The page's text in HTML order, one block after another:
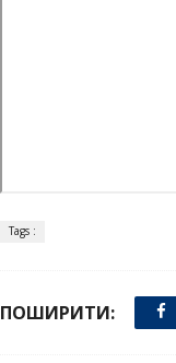
Tags :
ПОШИРИТИ: